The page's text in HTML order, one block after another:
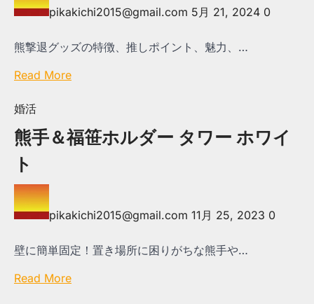
pikakichi2015@gmail.com 5月 21, 2024 0
熊撃退グッズの特徴、推しポイント、魅力、…
Read More
婚活
熊手＆福笹ホルダー タワー ホワイ
ト
pikakichi2015@gmail.com 11月 25, 2023 0
壁に簡単固定！置き場所に困りがちな熊手や…
Read More